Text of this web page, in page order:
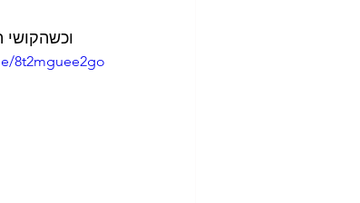
וכשהקושי
8t2mguee2go